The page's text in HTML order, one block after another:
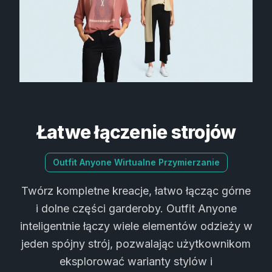
Łatwe łączenie strojów
Outfit Anyone Wirtualne Przymierzanie
Twórz kompletne kreacje, łatwo łącząc górne
i dolne części garderoby. Outfit Anyone
inteligentnie łączy wiele elementów odzieży w
jeden spójny strój, pozwalając użytkownikom
eksplorować warianty stylów i